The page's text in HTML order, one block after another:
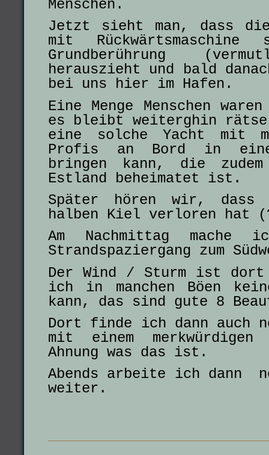
Menschen.
Jetzt sieht man, dass die
mit
Grundberührung
herauszieht und bald
bei uns hier im Hafen.
Eine Menge Menschen
es bleibt weiterghin
eine solche Yacht mit
Profis an Bord in
bringen kann, die
Estland beheimatet ist.
Später hören wir, dass
halben Kiel verloren hat
Am Nachmittag mache
Strandspaziergang zum
Der Wind / Sturm ist
ich in manchen Böen
kann, das sind gute 8
Dort finde ich dann auch
mit einem
Ahnung was das ist.
Abends arbeite ich dann
weiter.